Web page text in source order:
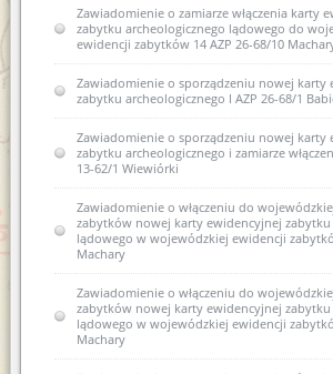
Zawiadomienie o zamiarze włączenia karty
zabytku archeologicznego lądowego do
ewidencji zabytków 14 AZP 26-68/10
Zawiadomienie o sporządzeniu nowej karty
zabytku archeologicznego I AZP 26-68/1
Zawiadomienie o sporządzeniu nowej karty
zabytku archeologicznego i zamiarze
13-62/1 Wiewiórki
Zawiadomienie o włączeniu do
zabytków nowej karty ewidencyjnej zabytku
lądowego w wojewódzkiej ewidencji
Machary
Zawiadomienie o włączeniu do
zabytków nowej karty ewidencyjnej zabytku
lądowego w wojewódzkiej ewidencji
Machary